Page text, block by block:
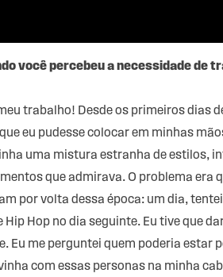
você percebeu a necessidade de
trabalho! Desde os primeiros dias
eu pudesse colocar em minhas
uma mistura estranha de estilos,
que admirava. O problema era
por volta dessa época: um dia,
Hop no dia seguinte. Eu tive que
Eu me perguntei quem poderia estar
com essas personas na minha